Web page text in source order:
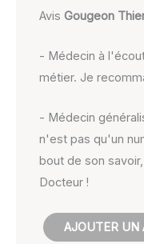
AvisGougeon
- Médecin à
métier. Je
- Médecin
n'est pas qu'un
bout de son
Docteur !
AJOUTER UN